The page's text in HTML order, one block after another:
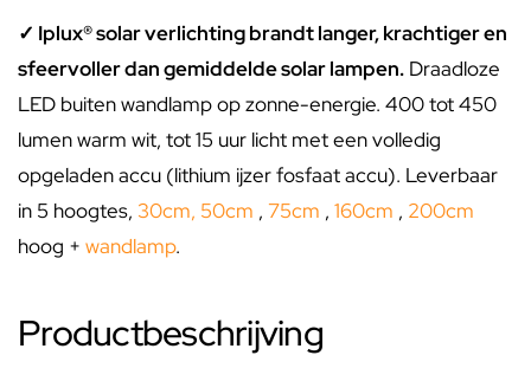
✓ Iplux® solar verlichting brandt langer, krachtiger en
sfeervoller dan gemiddelde solar lampen. Draadloze
LED buiten wandlamp op zonne-energie. 400 tot 450
lumen warm wit, tot 15 uur licht met een volledig
opgeladen accu (lithium ijzer fosfaat accu). Leverbaar
in 5 hoogtes, 30cm, 50cm , 75cm , 160cm , 200cm
hoog + wandlamp.
Productbeschrijving